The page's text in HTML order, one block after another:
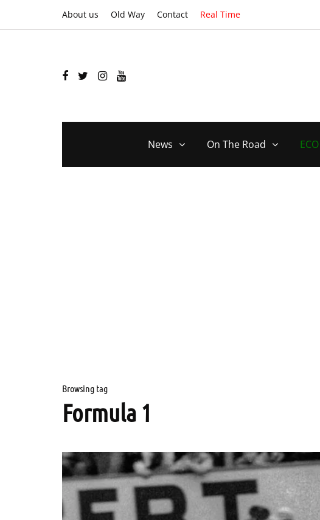
About us Old Way Contact Real Time
News On The Road ECO
Browsing tag
Formula 1